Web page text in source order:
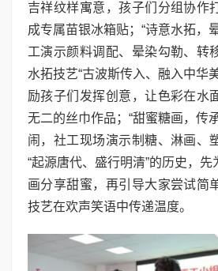
吉祥纹样寓意，孩子们分组协作
成专属苗银冰箱贴；“诗意水拓，
工演示颜料调配、晕染勾勒、转
水拓技艺“古波斯传入、融入中华
励孩子们发挥创意，让色彩在水
无二的丝巾作品；“甜蜜糖画，传
闹，社工现场演示制糖、淋画、
“起源唐代、盛行明清”的历史，
画分享甜蜜，再引导大家尝试简
技艺在欢声笑语中传递温度。